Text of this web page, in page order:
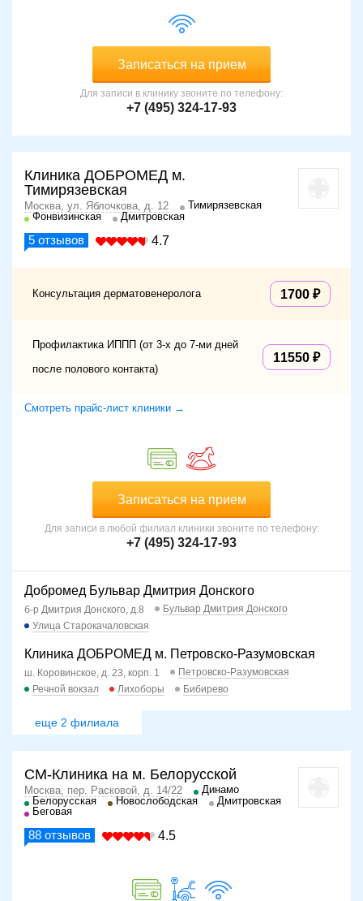
Записаться на прием
Для записи в клинику звоните по телефону:
+7 (495) 324-17-93
Клиника ДОБРОМЕД м.
Тимирязевская
Москва, ул. Яблочкова, д. 12
Тимирязевская
Фонвизинская
Дмитровская
5 отзывов 4.7
Консультация дерматовенеролога 1700
Профилактика ИППП (от 3-х до 7-ми дней
после полового контакта)
11550
Смотреть прайс-лист клиники →
Записаться на прием
Для записи в любой филиал клиники звоните по телефону:
+7 (495) 324-17-93
Добромед Бульвар Дмитрия Донского
б-р Дмитрия Донского, д.8
Бульвар Дмитрия Донского
Улица Старокачаловская
Клиника ДОБРОМЕД м. Петровско-Разумовская
ш. Коровинское, д. 23, корп. 1
Петровско-Разумовская
Речной вокзал
Лихоборы Бибирево
еще 2 филиала
СМ-Клиника на м. Белорусской
Москва, пер. Расковой, д. 14/22
Динамо
Белорусская
Новослободская
Дмитровская
Беговая
88 отзывов 4.5